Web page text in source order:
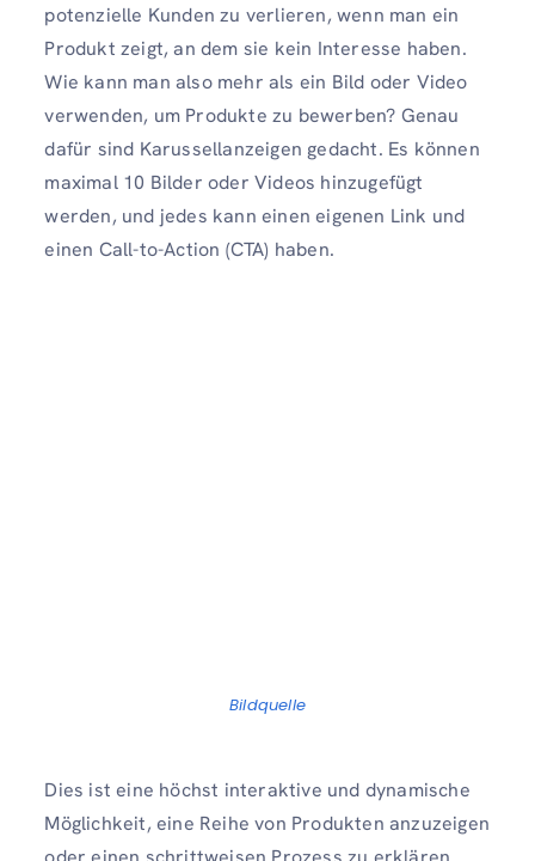
potenzielle Kunden zu verlieren, wenn man ein
Produkt zeigt, an dem sie kein Interesse haben.
Wie kann man also mehr als ein Bild oder Video
verwenden, um Produkte zu bewerben? Genau
dafür sind Karussellanzeigen gedacht. Es können
maximal 10 Bilder oder Videos hinzugefügt
werden, und jedes kann einen eigenen Link und
einen Call-to-Action (CTA) haben.
Bildquelle
Dies ist eine höchst interaktive und dynamische
Möglichkeit, eine Reihe von Produkten anzuzeigen